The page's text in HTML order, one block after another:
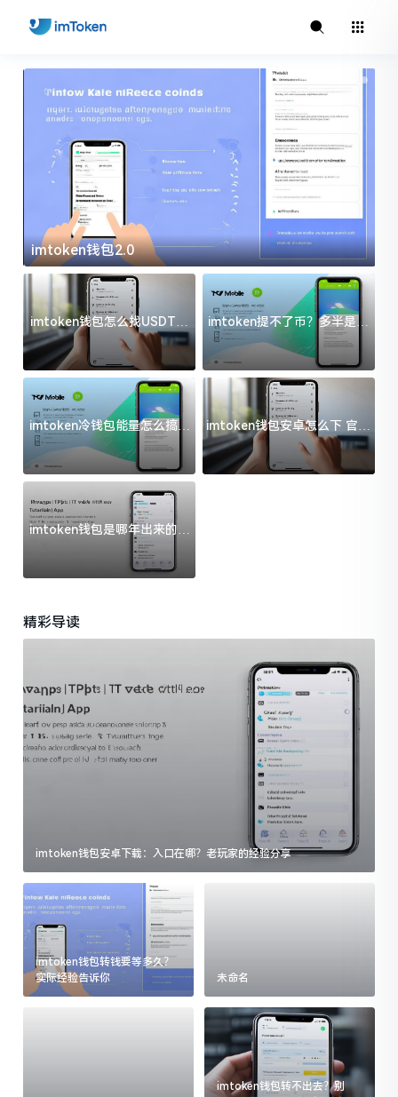
imtoken钱包2.0
imtoken钱包怎么找USDT地
址？三步搞定不踩坑
imtoken提不了币？多半是这
几件事没处理好
imtoken冷钱包能量怎么搞？
过来人告诉你门道
imtoken钱包安卓怎么下 官方
渠道避坑指南
imtoken钱包是哪年出来的？
一文给你说清楚
精彩导读
imtoken钱包安卓下载：入口在哪？老玩家的经验分享
imtoken钱包转钱要等多久？
实际经验告诉你
未命名
imtoken钱包转不出去？别